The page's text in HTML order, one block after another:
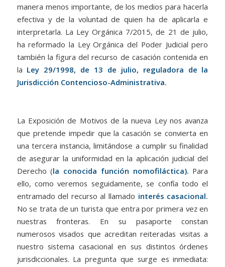
manera menos importante, de los medios para hacerla
efectiva y de la voluntad de quien ha de aplicarla e
interpretarla. La Ley Orgánica 7/2015, de 21 de julio,
ha reformado la Ley Orgánica del Poder Judicial pero
también la figura del recurso de casación contenida en
la Ley 29/1998, de 13 de julio, reguladora de la
Jurisdicción Contencioso-Administrativa.
La Exposición de Motivos de la nueva Ley nos avanza
que pretende impedir que la casación se convierta en
una tercera instancia, limitándose a cumplir su finalidad
de asegurar la uniformidad en la aplicación judicial del
Derecho (la conocida función nomofiláctica). Para
ello, como veremos seguidamente, se confía todo el
entramado del recurso al llamado interés casacional.
No se trata de un turista que entra por primera vez en
nuestras fronteras. En su pasaporte constan
numerosos visados que acreditan reiteradas visitas a
nuestro sistema casacional en sus distintos órdenes
jurisdiccionales. La pregunta que surge es inmediata: